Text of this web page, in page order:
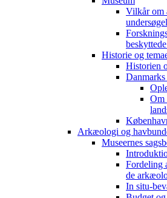
Vilkår om
Historie og
Historien
Om
Arkæologi og
Museernes
Fordeling
de
In situ-